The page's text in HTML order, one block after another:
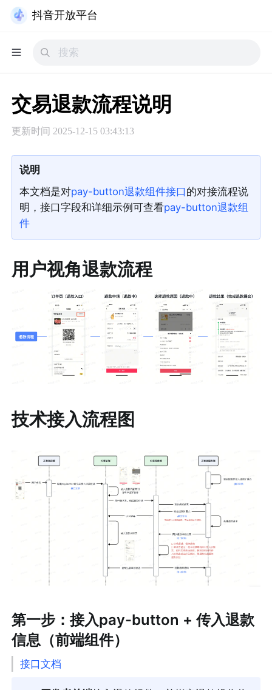
抖音开放平台
交易退款流程说明
更新时间 2025-12-15 03:43:13
说明
本文档是对pay-button退款组件接口 的对接流程说
明，接口字段和详细示例可查看pay-button退款组
件
用户视角退款流程
技术接入流程图
第一步：接入pay-button + 传入退款
信息（前端组件）
接口文档